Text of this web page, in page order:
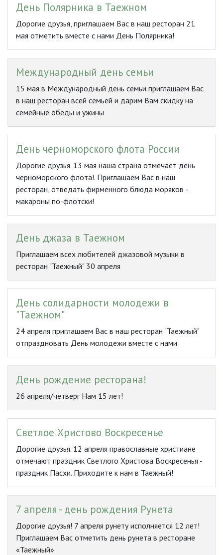
День Полярника в Таежном
Дорогие друзья, приглашаем Вас в наш ресторан 21
мая отметить вместе с нами День Полярника!
Международный день семьи
15 мая в Международный день семьи приглашаем Вас
в наш ресторан всей семьей и дарим Вам скидку на
семейные обеды и ужины
День черноморского флота России
Дорогие друзья. 13 мая наша страна отмечает день
черноморского флота!. Приглашаем Вас в наш
ресторан, отведать фирменного блюда моряков -
макароны по-флотски!
День джаза в Таежном
Приглашаем всех любителей джазовой музыки в
ресторан "Таежный" 30 апреля
День солидарности молодежи в
"Таежном"
24 апреля приглашаем Вас в наш ресторан "Таежный"
отпраздновать День молодежи вместе с нами
День рождение ресторана!
26 апреля/четверг Нам 15 лет!
Светлое Христово Воскресенье
Дорогие друзья. 12 апреля православные христиане
отмечают праздник Светлого Христова Воскресенья -
праздник Пасхи. Приходите к нам в Таежный!
7 апреля - день рождения Рунета
Дорогие друзья! 7 апреля рунету исполняется 12 лет!
Приглашаем Вас отметить день рунета в ресторане
«Таежный»